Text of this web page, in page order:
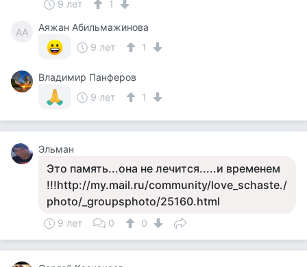
9 лет 1
АА
Аяжан Абильмажинова
9 лет
1
Владимир Панферов
9 лет
1
Эльман
Это память...она не лечится.....и временем
!!!http://my.mail.ru/community/love_schaste./
photo/_groupsphoto/25160.html
9 лет 0 0